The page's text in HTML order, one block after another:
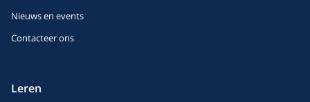
Nieuws en events
Contacteer ons
Leren